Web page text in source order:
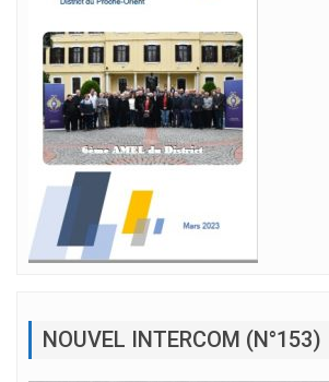
NOUVEL INTERCOM (N°153)